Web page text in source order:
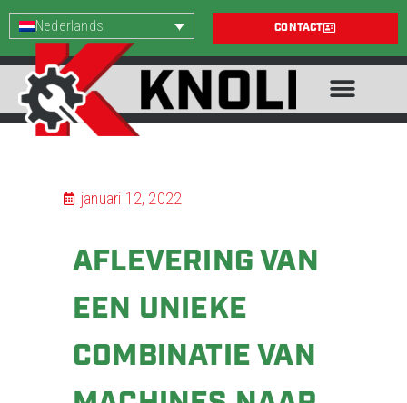
Nederlands CONTACT
januari 12, 2022
AFLEVERING VAN
EEN UNIEKE
COMBINATIE VAN